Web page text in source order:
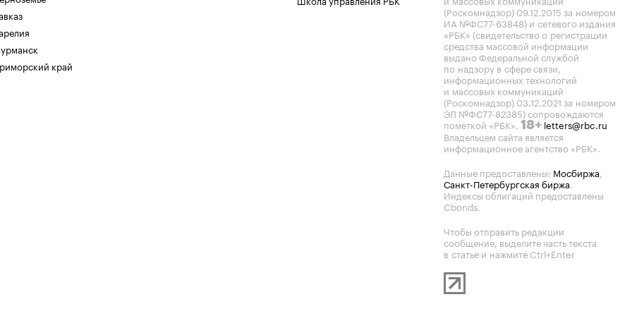
край
(Роскомнадзор) 09.12.2015 за номером
ИА №ФС77-63848) и сетевого издания
«РБК» (свидетельство о регистрации
средства массовой информации
выдано Федеральной службой
по надзору в сфере связи,
информационных технологий
и массовых коммуникаций
(Роскомнадзор) 03.12.2021 за номером
ЭЛ №ФС77-82385) сопровождаются
пометкой «РБК». 18+ letters@rbc.ru
Владельцем сайта является
информационное агентство «РБК».
Данные предоставлены: Мосбиржа,
Санкт-Петербургская биржа.
Индексы облигаций предоставлены
Cbonds.
Чтобы отправить редакции
сообщение, выделите часть текста
в статье и нажмите Ctrl+Enter